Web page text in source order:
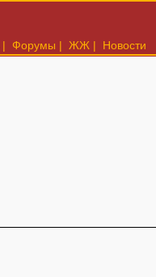
| Форумы | ЖЖ | Новости